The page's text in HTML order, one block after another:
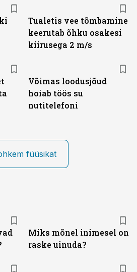
Tualetis vee tõmbamine
keerutab õhku osakesi
kiirusega 2 m/s
Võimas loodusjõud
hoiab töös su
nutitelefoni
füüsikat
Miks mõnel inimesel on
raske uinuda?